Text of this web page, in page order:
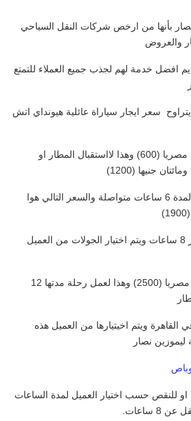
بأنها من ارخص شركات النقل السياحي
والعروض
افضل خدمة لهم لجذب جميع العملاء للتمتع
سعر ايجار سياراة عائلية هيونداي اتش
لذلك بداية من ستمائة جنيها مصريا (600) وهذا لااستقبال المطار او
جنيها (1200)
بالتالي لعمل جولة سياحية لمدة 6 ساعات متواصلة والسعر التالي هوا
لذلك لعمل جولة داخل مصر 8 ساعات ويتم اختيار الجولات من العميل
وهوا الفان وخمسمائة جنيها مصريا (2500) وهذا لعمل رحلة مدتها 12
القاهرة ويتم اخيتيارها من العميل هذه
ليموزين نصار
او للنقص حسب اختيار العميل لمدة الساعات